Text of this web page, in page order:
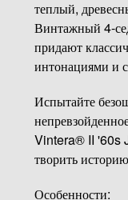
теплый,
Винтажный 4-
придают
интонациями и
Испытайте
Vintera® II '60s
творить
Особенности: